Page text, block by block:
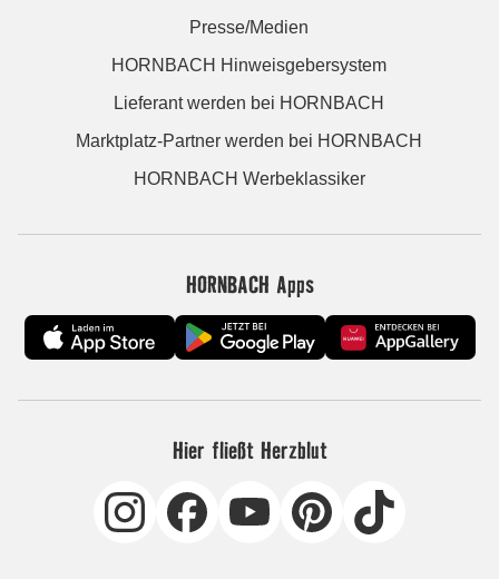
Presse/Medien
HORNBACH Hinweisgebersystem
Lieferant werden bei HORNBACH
Marktplatz-Partner werden bei HORNBACH
HORNBACH Werbeklassiker
HORNBACH Apps
Hier fließt Herzblut